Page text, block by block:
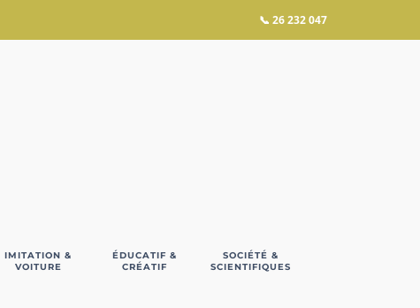
📞 26 232 047
IMITATION &
VOITURE
ÉDUCATIF &
CRÉATIF
SOCIÉTÉ &
SCIENTIFIQUES